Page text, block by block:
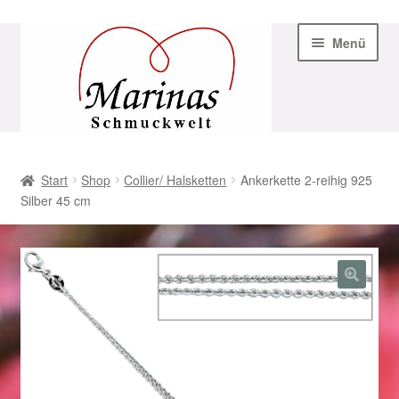
Navigation
Menü
AGB
Beispiel-Seite
Datenschutz
Geschenke zu Ostern 2023
Geschenke zu Ostern 2024
Start Shop Collier/ Halsketten
Ankerkette 2-reihig 925
Silber 45 cm